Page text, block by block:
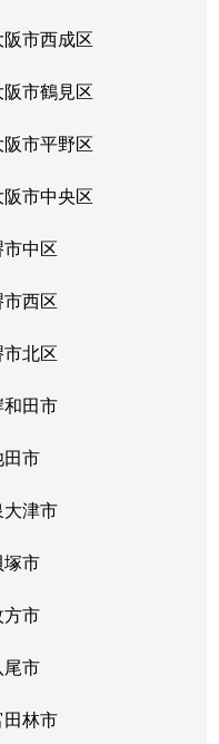
阪市西成区
阪市鶴見区
阪市平野区
阪市中央区
中区
西区
北区
和田市
市
大津市
塚市
市
尾市
林市